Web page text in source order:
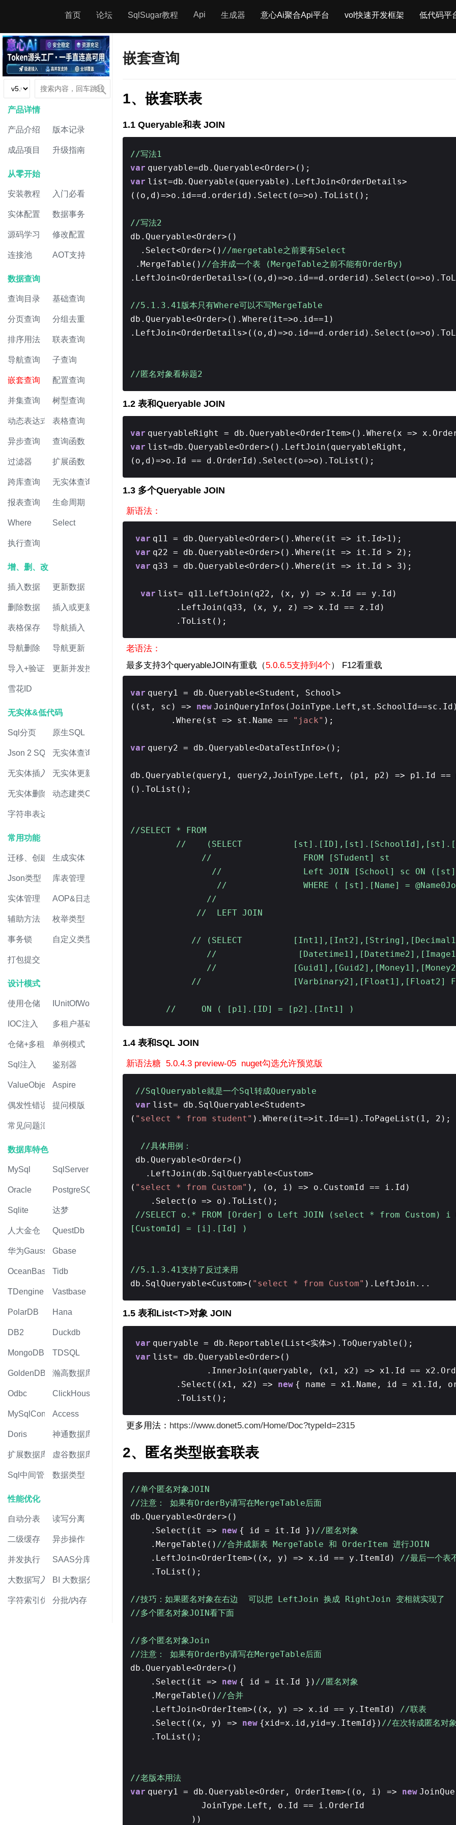
首页 论坛 SqlSugar教程 Api 生成器 意心Ai聚合Api平台 vol快速开发框架 低代码平
产品详情
产品介绍 版本记录
成品项目 升级指南
从零开始
安装教程 入门必看
实体配置 数据事务
源码学习 修改配置
连接池 AOT支持
数据查询
查询目录 基础查询
分页查询 分组去重
排序用法 联表查询
导航查询 子查询
嵌套查询 配置查询
并集查询 树型查询
动态表达式 表格查询
异步查询 查询函数
过滤器 扩展函数
跨库查询 无实体查询
报表查询 生命周期
Where Select
执行查询
增、删、改
插入数据 更新数据
删除数据 插入或更新
表格保存 导航插入
导航删除 导航更新
导入+验证 更新并发控制
雪花ID
无实体&低代码
Sql分页 原生SQL
Json 2 SQL 无实体查询
无实体插入 无实体更新
无实体删除 动态建类CRUD
字符串表达式
常用功能
迁移、创建表生成实体
Json类型 库表管理
实体管理 AOP&日志
辅助方法 枚举类型
事务锁 自定义类型
打包提交
设计模式
使用仓储 IUnitOfWork
IOC注入 多租户基础
仓储+多租户单例模式
Sql注入 鉴别器
ValueObject值对象
Aspire
偶发性错误 提问模版
常见问题汇总
数据库特色
MySql SqlServer
Oracle PostgreSQL
Sqlite 达梦
人大金仓 QuestDb
华为Gauss Gbase
OceanBase Tidb
TDengine Vastbase
PolarDB Hana
DB2 Duckdb
MongoDB TDSQL
GoldenDB 瀚高数据库
Odbc ClickHouse
MySqlConnector
Access
Doris 神通数据库
扩展数据库 虚谷数据库
Sql中间管道 数据类型
性能优化
自动分表 读写分离
二级缓存 异步操作
并发执行 SAAS分库
大数据写入 BI 大数据分析
字符索引优化分批/内存
嵌套查询
1、嵌套联表
1.1 Queryable和表 JOIN
//写法1
var queryable=db.Queryable<Order>();
var list=db.Queryable(queryable).LeftJoin<OrderDetails>
((o,d)=>o.id==d.orderid).Select(o=>o).ToList();
//写法2
db.Queryable<Order>()
.Select<Order>() //mergetable之前要有Select
.MergeTable() //合并成一个表 (MergeTable之前不能有OrderBy)
//5.1.3.41版本只有Where可以不写MergeTable
db.Queryable<Order>().Where(it=>o.id==1)
//匿名对象看标题2
1.2 表和Queryable JOIN
var queryableRight = db.Queryable<OrderItem>().Where(x =>
var list=db.Queryable<Order>().LeftJoin(queryableRight,
(o,d)=>o.Id == d.OrderId).Select(o=>o).ToList();
1.3 多个Queryable JOIN
新语法：
var q11 = db.Queryable<Order>().Where(it => it.Id>1);
var q22 = db.Queryable<Order>().Where(it => it.Id > 2);
var q33 = db.Queryable<Order>().Where(it => it.Id > 3);
var list= q11.LeftJoin(q22, (x, y) => x.Id == y.Id)
.LeftJoin(q33, (x, y, z) => x.Id == z.Id)
.ToList();
老语法：
最多支持3个queryableJOIN有重载（5.0.6.5支持到4个） F12看重载
var query1 = db.Queryable<Student, School>
((st, sc) => new
.Where(st => st.Name ==
"jack" );
var query2 = db.Queryable<DataTestInfo>();
db.Queryable(query1, query2,JoinType.Left, (p1, p2) => p1.Id ==
().ToList();
//SELECT * FROM
// (SELECT
// FROM [STudent] st
// Left JOIN [School] sc ON
// WHERE ( [st].[Name] =
//
// LEFT JOIN
// (SELECT
//
//
// [Varbinary2],[Float1],[Float2] FROM
// ON ( [p1].[ID] = [p2].[Int1] )
1.4 表和SQL JOIN
新语法糖 5.0.4.3 preview-05 nuget勾选允许预览版
//SqlQueryable就是一个Sql转成Queryable
var list= db.SqlQueryable<Student>
( "select * from student" ).Where(it=>it.Id==1).ToPageList(1, 2);
//具体用例：
db.Queryable<Order>()
.LeftJoin(db.SqlQueryable<Custom>
( "select * from Custom" ), (o, i) => o.CustomId == i.Id)
.Select(o => o).ToList();
//SELECT o.* FROM [Order] o Left JOIN (select * from Custom)
[CustomId] = [i].[Id] )
//5.1.3.41支持了反过来用
db.SqlQueryable<Custom>( "select * from Custom" ).LeftJoin...
1.5 表和List<T>对象 JOIN
var queryable = db.Reportable(List<实体>).ToQueryable();
var list= db.Queryable<Order>()
.InnerJoin(queryable, (x1, x2) => x1.Id ==
.Select((x1, x2) => new { name = x1.Name, id = x1.Id,
.ToList();
更多用法： https://www.donet5.com/Home/Doc?typeId=2315
2、匿名类型嵌套联表
//单个匿名对象JOIN
//注意： 如果有OrderBy请写在MergeTable后面
db.Queryable<Order>()
.Select(it => new { id = it.Id }) //匿名对象
.MergeTable() //合并成新表 MergeTable 和 OrderItem 进行JOIN
.LeftJoin<OrderItem>((x, y) => x.id == y.ItemId) //最后一个表
.ToList();
//技巧：如果匿名对象在右边 可以把 LeftJoin 换成 RightJoin 变相就实现了
//多个匿名对象JOIN看下面
//多个匿名对象Join
//注意： 如果有OrderBy请写在MergeTable后面
db.Queryable<Order>()
.Select(it => new { id = it.Id }) //匿名对象
.MergeTable() //合并
.LeftJoin<OrderItem>((x, y) => x.id == y.ItemId) //联表
.Select((x, y) => new {xid=x.id,yid=y.ItemId}) //在次转成匿名对象
.ToList();
//老版本用法
var query1 = db.Queryable<Order, OrderItem>((o, i) => new
JoinType.Left, o.Id == i.OrderId
))